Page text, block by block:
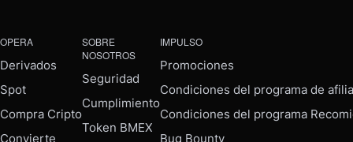
OPERA
Derivados
Spot
Compra Cripto
Convierte
SOBRE
NOSOTROS
Seguridad
Cumplimiento
Token BMEX
IMPULSO
Promociones
Condiciones del programa de
Condiciones del programa
Bug Bounty